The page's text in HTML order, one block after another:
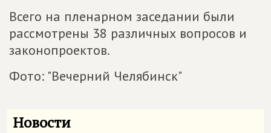
Всего на пленарном заседании были
рассмотрены 38 различных вопросов и
законопроектов.
Фото: "Вечерний Челябинск"
Новости